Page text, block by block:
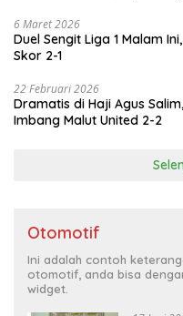
6 Maret 2026
Duel Sengit Liga 1 Malam
Skor 2-1
22 Februari 2026
Dramatis di Haji Agus
Imbang Malut United 2-2
Otomotif
Ini adalah contoh
otomotif, anda bisa
widget.